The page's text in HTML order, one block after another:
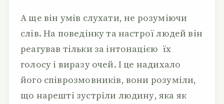
А ще він умів слухати, не розуміючи
слів. На поведінку та настрої людей він
реагував тільки за інтонацією їх
голосу і виразу очей. І це надихало
його співрозмовників, вони розуміли,
що нарешті зустріли людину, яка як